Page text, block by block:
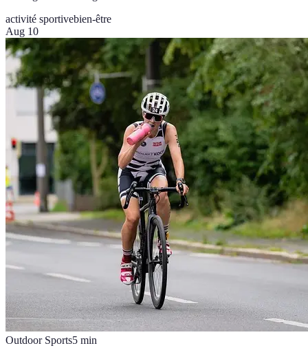
activité sportivebien-être
Aug 10
Outdoor Sports5 min